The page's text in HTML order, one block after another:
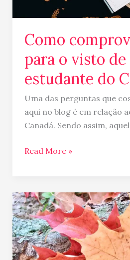
Como
para o visto de
estudante do
Uma das perguntas que
aqui no blog é em relação
Canadá. Sendo assim,
Canada
Read More »
Curso
de
inglês
online
no